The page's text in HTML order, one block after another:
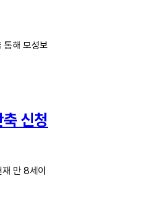
통해 모성보
신청
만 8세이